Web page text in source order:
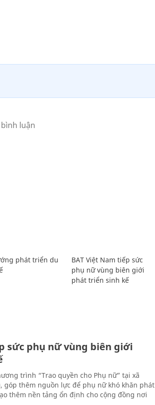
phát triển du
BAT Việt Nam tiếp sức
phụ nữ vùng biên giới
phát triển sinh kế
sức phụ nữ vùng biên giới
trình “Trao quyền cho Phụ nữ” tại xã
góp thêm nguồn lực để phụ nữ khó khăn phát
thêm nền tảng ổn định cho cộng đồng nơi